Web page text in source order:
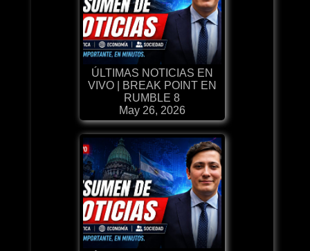
ÚLTIMAS NOTICIAS EN
VIVO | BREAK POINT EN
RUMBLE 8
May 26, 2026